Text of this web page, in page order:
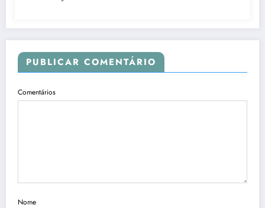
PUBLICAR COMENTÁRIO
Comentários
Nome